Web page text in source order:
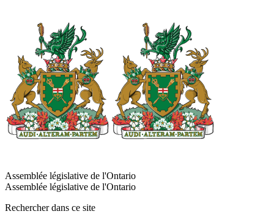
Assemblée législative de l'Ontario
Assemblée législative de l'Ontario
Rechercher dans ce site